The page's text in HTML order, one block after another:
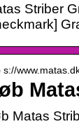
Striber
s://
Matas